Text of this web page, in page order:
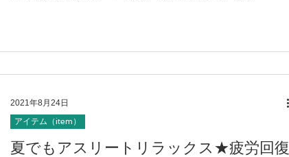
夏でもアスリートリラックス★疲労回復
アイテム（item）
2021年8月24日